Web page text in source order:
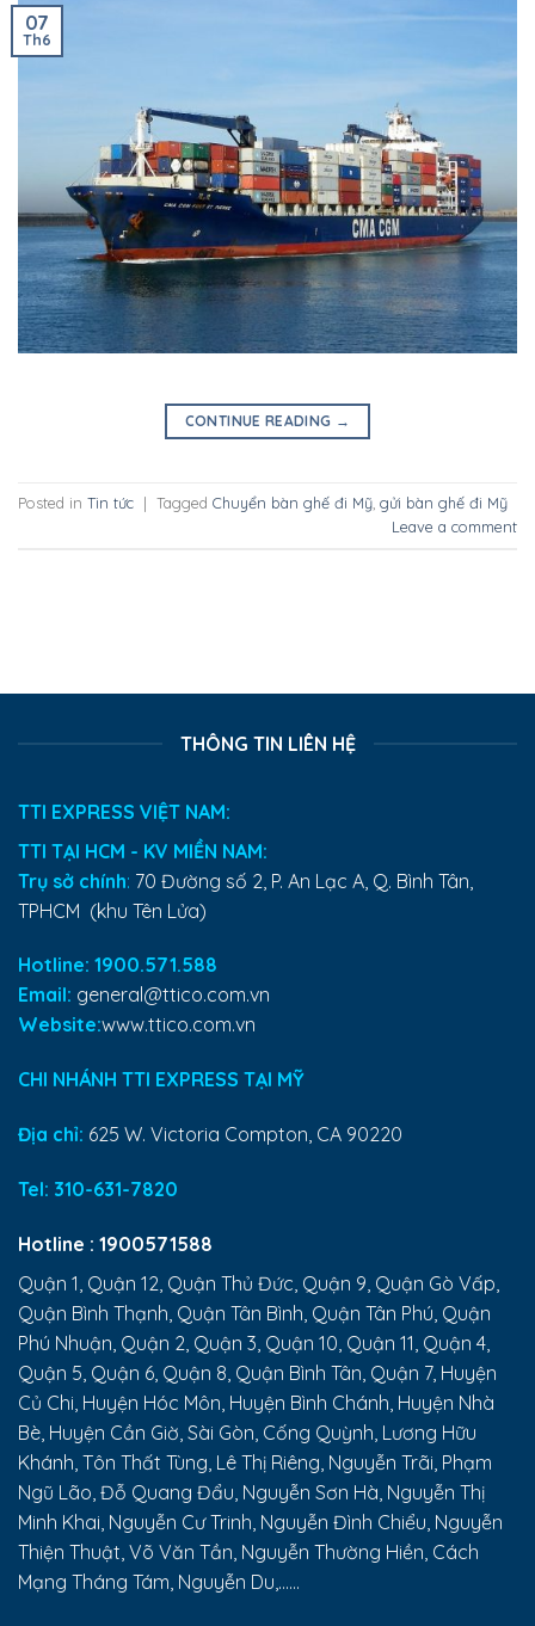
07
Th6
CONTINUE READING →
Posted in Tin tức | Tagged Chuyển bàn ghế đi Mỹ gửi bàn ghế đi Mỹ
Leave a comment
THÔNG TIN LIÊN HỆ
TTI EXPRESS VIỆT NAM:
TTI TẠI HCM - KV MIỀN NAM:
Trụ sở chính: 70 Đường số 2, P. An Lạc A, Q. Bình Tân,
TPHCM (khu Tên Lửa)
Hotline: 1900.571.588
Email: general@ttico.com.vn
Website:www.ttico.com.vn
CHI NHÁNH TTI EXPRESS TẠI MỸ
Địa chỉ: 625 W. Victoria Compton, CA 90220
Tel: 310-631-7820
Hotline : 1900571588
Quận 1, Quận 12, Quận Thủ Đức, Quận 9, Quận Gò Vấp,
Quận Bình Thạnh, Quận Tân Bình, Quận Tân Phú, Quận
Phú Nhuận, Quận 2, Quận 3, Quận 10, Quận 11, Quận 4,
Quận 5, Quận 6, Quận 8, Quận Bình Tân, Quận 7, Huyện
Củ Chi, Huyện Hóc Môn, Huyện Bình Chánh, Huyện Nhà
Bè, Huyện Cần Giờ, Sài Gòn, Cống Quỳnh, Lương Hữu
Khánh, Tôn Thất Tùng, Lê Thị Riêng, Nguyễn Trãi, Phạm
Ngũ Lão, Đỗ Quang Đẩu, Nguyễn Sơn Hà, Nguyễn Thị
Minh Khai, Nguyễn Cư Trinh, Nguyễn Đình Chiểu, Nguyễn
Thiện Thuật, Võ Văn Tần, Nguyễn Thường Hiền, Cách
Mạng Tháng Tám, Nguyễn Du,......